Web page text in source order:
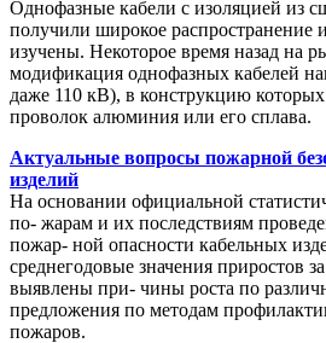
Однофазные кабели с изоляцией из
получили широкое распространение
изучены. Некоторое время назад на
модификация однофазных кабелей
даже 110 кВ), в конструкцию
проволок алюминия или его сплава.
Актуальные вопросы пожарной
изделий
На основании официальной
по- жарам и их последствиям
пожар- ной опасности кабельных
среднегодовые значения приростов
выявлены при- чины роста по
предложения по методам
пожаров.